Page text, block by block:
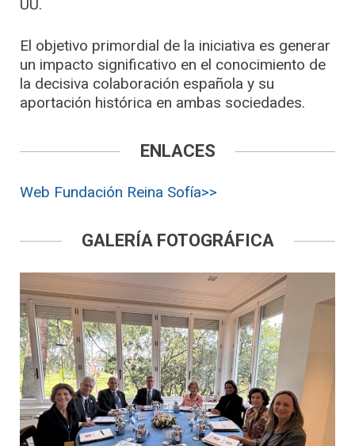
UU.
El objetivo primordial de la iniciativa es generar
un impacto significativo en el conocimiento de
la decisiva colaboración española y su
aportación histórica en ambas sociedades.
ENLACES
Web Fundación Reina Sofía>>
GALERÍA FOTOGRÁFICA